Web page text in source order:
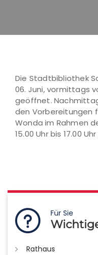
Die Stadtbibliothek
06. Juni, vormittags
geöffnet.
den Vorbereitungen
Wonda im Rahmen
15.00 Uhr bis 17.00
Für Sie
Rathaus